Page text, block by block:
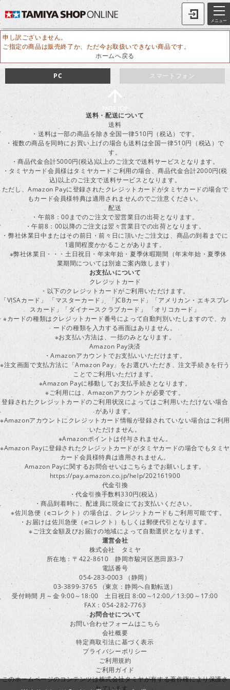
メニュー
申し訳ございません。
ご指定の商品は販売終了か、ただ今お取扱いできない商品です。
ホームへ戻る
スマートフォン
PC
送料・配送について
送料
・送料は一部の商品を除き全国一律510円（税込）です。
・複数の商品を同時にお買い上げの場合も送料は全国一律510円（税込）で
す。
・商品代金合計5000円(税込)以上のご注文で送料サービスとなります。
・タミヤカード会員様はタミヤカードご利用の場合、商品代金合計2000円(税
込)以上のご注文で送料サービスとなります。
ただし、Amazon Payに登録されたクレジットカードがタミヤカードの場合で
もカード会員様特典は適用されませんのでご注意ください。
配送
・午前8：00までのご注文で翌営業日の出荷となります。
・午前8：00以降のご注文は翌々営業日での出荷となります。
・弊社休業日中またはその前日・前々日に頂いたご注文は、商品の到着までに
1週間程度かかることがあります。
※弊社休業日・・・土日祝日・年末年始・夏季休暇期間（年末年始・夏季休
業期間については別途ご案内致します）
お支払いについて
クレジットカード
・以下のクレジットカードがご利用いただけます。
「VISAカード」 「マスターカード」 「JCBカード」「アメリカン・エキスプレ
スカード」「ダイナースクラブカード」 「オリコカード」
※カードの種類はクレジットカード番号によって自動判別いたしますので、カ
ードの種類を入力する画面はありません。
※お支払い方法は、一括のみとなります。
Amazon Pay決済
・Amazonアカウントでお支払いいただけます。
※注文画面で支払方法に「Amazon Pay」をお選びいただき、注文手続きを行う
ことでご利用いただけます。
※Amazon Payに移動してお支払手続きとなります。
※ご利用には、Amazonアカウントが必要です。
登録されたクレジットカードのご利用状況によってはご利用いただけない場合
があります。
※Amazonアカウントにクレジットカード情報が登録されていない場合はご利用
いただけません。
※Amazonポイントは付与されません。
※Amazon Payに登録されたクレジットカードがタミヤカードの場合でもタミヤ
カード会員様特典は適用されません。
Amazon Payに関するお問合せいはこちらまでお願いします。
https://pay.amazon.co.jp/help/202161900
代金引換
・代金引換手数料330円(税込）
・商品到着時に、配達員に現金にてお支払いください。
※佐川急便（eコレクト）の場合は、クレジットカードもご利用可能です。
・お届けは佐川急便（eコレクト）もしくは郵便代引となります。
※ご注文金額及びお届けの地域によって自動選択となります。
運営会社
株式会社 タミヤ
所在地：〒422-8610 静岡市駿河区恩田原3-7
電話番号
054-283-0003 （静岡）
03-3899-3765 （東京：静岡へ自動転送）
受付時間 月～金 9:00～18:00 土日祝日 8:00～12:00／13:00～17:00
FAX：054-282-7763
お問合せについて
お問い合わせフォームはこちら
会社概要
特定商取引法に基づく表示
プライバシーポリシー
ご利用規約
ご利用ガイド
このホームページのコンテンツは株式会社タミヤが有する著作権により保護さ
れています。